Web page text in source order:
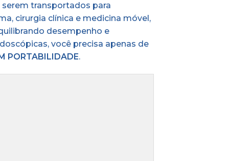
transportados para
cirurgia clínica e medicina móvel,
desempenho e
você precisa apenas de
PORTABILIDADE.